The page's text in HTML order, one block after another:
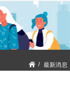
最新消息